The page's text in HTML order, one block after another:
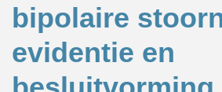
bipolaire
evidentie en